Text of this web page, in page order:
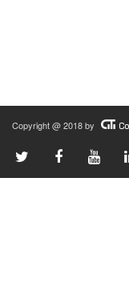
Copyright @ 2018 by